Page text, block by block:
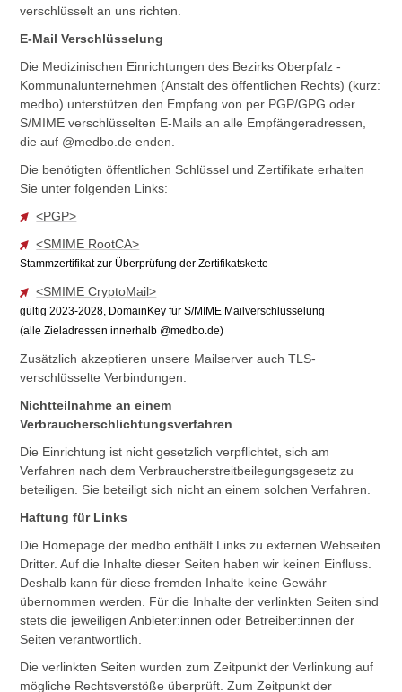
verschlüsselt an uns richten.
E-Mail Verschlüsselung
Die Medizinischen Einrichtungen des Bezirks Oberpfalz -
Kommunalunternehmen (Anstalt des öffentlichen Rechts) (kurz:
medbo) unterstützen den Empfang von per PGP/GPG oder
S/MIME verschlüsselten E-Mails an alle Empfängeradressen,
die auf @medbo.de enden.
Die benötigten öffentlichen Schlüssel und Zertifikate erhalten
Sie unter folgenden Links:
<PGP>
<SMIME RootCA>
Stammzertifikat zur Überprüfung der Zertifikatskette
<SMIME CryptoMail>
gültig 2023-2028, DomainKey für S/MIME Mailverschlüsselung
(alle Zieladressen innerhalb @medbo.de)
Zusätzlich akzeptieren unsere Mailserver auch TLS-
verschlüsselte Verbindungen.
Nichtteilnahme an einem
Verbraucherschlichtungsverfahren
Die Einrichtung ist nicht gesetzlich verpflichtet, sich am
Verfahren nach dem Verbraucherstreitbeilegungsgesetz zu
beteiligen. Sie beteiligt sich nicht an einem solchen Verfahren.
Haftung für Links
Die Homepage der medbo enthält Links zu externen Webseiten
Dritter. Auf die Inhalte dieser Seiten haben wir keinen Einfluss.
Deshalb kann für diese fremden Inhalte keine Gewähr
übernommen werden. Für die Inhalte der verlinkten Seiten sind
stets die jeweiligen Anbieter:innen oder Betreiber:innen der
Seiten verantwortlich.
Die verlinkten Seiten wurden zum Zeitpunkt der Verlinkung auf
mögliche Rechtsverstöße überprüft. Zum Zeitpunkt der